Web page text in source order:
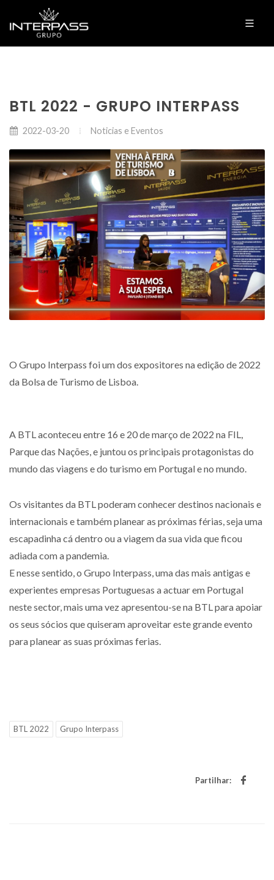
BTL 2022 - GRUPO INTERPASS
2022-03-20 Noticias e Eventos
O Grupo Interpass foi um dos expositores na edição de 2022
da Bolsa de Turismo de Lisboa.
A BTL aconteceu entre 16 e 20 de março de 2022 na FIL,
Parque das Nações, e juntou os principais protagonistas do
mundo das viagens e do turismo em Portugal e no mundo.
Os visitantes da BTL poderam conhecer destinos nacionais e
internacionais e também planear as próximas férias, seja uma
escapadinha cá dentro ou a viagem da sua vida que ficou
adiada com a pandemia.
E nesse sentido, o Grupo Interpass, uma das mais antigas e
experientes empresas Portuguesas a actuar em Portugal
neste sector, mais uma vez apresentou-se na BTL para apoiar
os seus sócios que quiseram aproveitar este grande evento
para planear as suas próximas ferias.
BTL 2022 Grupo Interpass
Partilhar: